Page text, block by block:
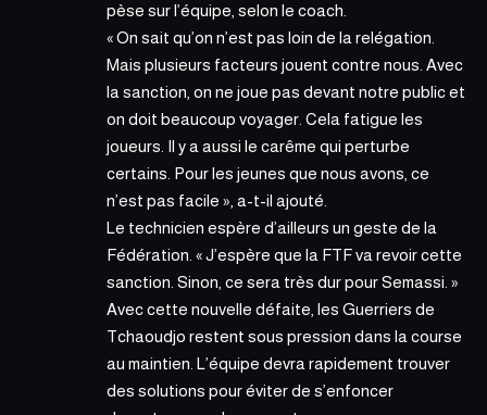
pèse sur l’équipe, selon le coach.
« On sait qu’on n’est pas loin de la relégation.
Mais plusieurs facteurs jouent contre nous. Avec
la sanction, on ne joue pas devant notre public et
on doit beaucoup voyager. Cela fatigue les
joueurs. Il y a aussi le carême qui perturbe
certains. Pour les jeunes que nous avons, ce
n’est pas facile », a-t-il ajouté.
Le technicien espère d’ailleurs un geste de la
Fédération. « J’espère que la FTF va revoir cette
sanction. Sinon, ce sera très dur pour Semassi. »
Avec cette nouvelle défaite, les Guerriers de
Tchaoudjo restent sous pression dans la course
au maintien. L’équipe devra rapidement trouver
des solutions pour éviter de s’enfoncer